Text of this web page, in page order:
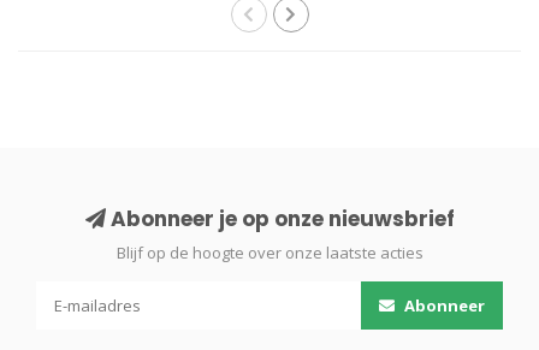
Abonneer je op onze nieuwsbrief
Blijf op de hoogte over onze laatste acties
Abonneer